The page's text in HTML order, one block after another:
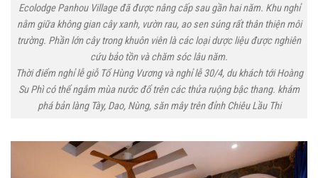
Ecolodge Panhou Village đã được nâng cấp sau gần hai năm. Khu nghỉ
nằm giữa không gian cây xanh, vườn rau, ao sen súng rất thân thiện môi
trường. Phần lớn cây trong khuôn viên là các loại dược liệu được nghiên
cứu bảo tồn và chăm sóc lâu năm.
Thời điểm nghỉ lễ giỗ Tổ Hùng Vương và nghỉ lễ 30/4, du khách tới Hoàng
Su Phì có thể ngắm mùa nước đổ trên các thửa ruộng bậc thang. khám
phá bản làng Tày, Dao, Nùng, săn mây trên đỉnh Chiêu Lầu Thi